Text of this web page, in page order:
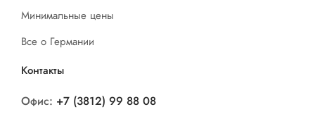
Минимальные цены
Все о Германии
Контакты
Офис: +7 (3812) 99 88 08